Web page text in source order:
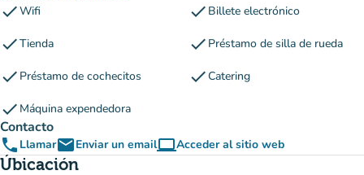
checkWifi check Billete electrónico
checkTienda check Préstamo de silla de rueda
check Préstamo de cochecitos checkCatering
check Máquina expendedora
Contacto
phone LlamaremailEnviar un emailcomputerAcceder al sitio web
(nueva pestaña)
Úbicación